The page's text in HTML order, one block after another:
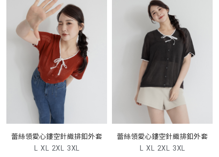
蕾絲領愛心鏤空針織排釦外套
L XL 2XL 3XL
蕾絲領愛心鏤空針織排釦外套
L XL 2XL 3XL